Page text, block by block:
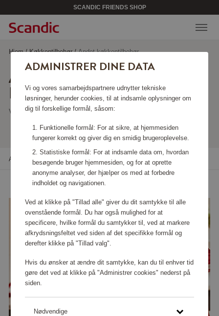
SCANDIC FRIENDS SHOP
Hjem/Køkkentilbehør/Andet køkkentilbehør
ANDET
KØKKENTILBEHØR
Viser 118 produkter
Alle filtre Sortere
ADMINISTRER DINE DATA
Vi og vores samarbejdspartnere udnytter tekniske
løsninger, herunder cookies, til at indsamle oplysninger om
dig til forskellige formål, såsom:
Funktionelle formål: For at sikre, at hjemmesiden
fungerer korrekt og giver dig en smidig brugeroplevelse.
Statistiske formål: For at indsamle data om, hvordan
besøgende bruger hjemmesiden, og for at oprette
anonyme analyser, der hjælper os med at forbedre
indholdet og navigationen.
Ved at klikke på "Tillad alle" giver du dit samtykke til alle
ovenstående formål. Du har også mulighed for at
specificere, hvilke formål du samtykker til, ved at markere
afkrydsningsfeltet ved siden af det specifikke formål og
derefter klikke på "Tillad valg".
Hvis du ønsker at ændre dit samtykke, kan du til enhver tid
gøre det ved at klikke på "Administrer cookies" nederst på
siden.
Nødvendige